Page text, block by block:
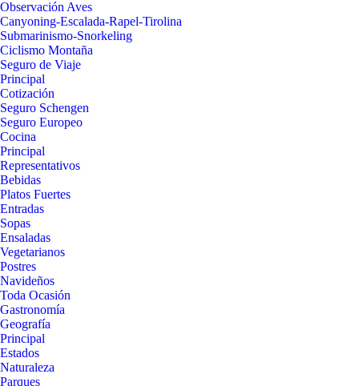
Observación Aves
Canyoning-Escalada-Rapel-Tirolina
Submarinismo-Snorkeling
Ciclismo Montaña
Seguro de Viaje
Principal
Cotización
Seguro Schengen
Seguro Europeo
Cocina
Principal
Representativos
Bebidas
Platos Fuertes
Entradas
Sopas
Ensaladas
Vegetarianos
Postres
Navideños
Toda Ocasión
Gastronomía
Geografía
Principal
Estados
Naturaleza
Parques